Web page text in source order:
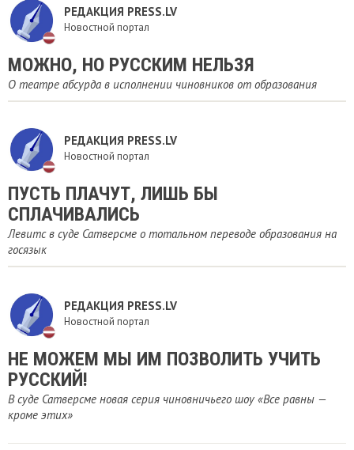
РЕДАКЦИЯ PRESS.LV
Новостной портал
МОЖНО, НО РУССКИМ НЕЛЬЗЯ
О театре абсурда в исполнении чиновников от образования
РЕДАКЦИЯ PRESS.LV
Новостной портал
ПУСТЬ ПЛАЧУТ, ЛИШЬ БЫ
СПЛАЧИВАЛИСЬ
Левитс в суде Сатверсме о тотальном переводе образования на
госязык
РЕДАКЦИЯ PRESS.LV
Новостной портал
НЕ МОЖЕМ МЫ ИМ ПОЗВОЛИТЬ УЧИТЬ
РУССКИЙ!
В суде Сатверсме новая серия чиновничьего шоу «Все равны —
кроме этих»